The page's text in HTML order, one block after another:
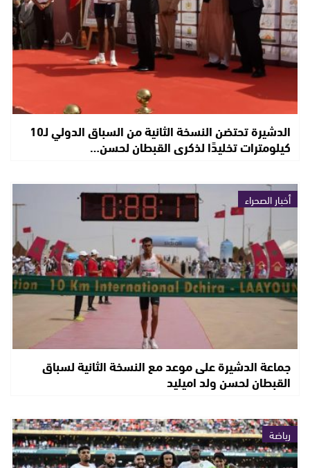
الدشيرة تحتضن النسخة الثانية من السباق الدولي لـ10
كيلومترات تخليدًا لذكرى القبطان لحسن…
أخبار الصحراء
جماعة الدشيرة على موعد مع النسخة الثانية لسباق
القبطان لحسن ولد اميليد
رياضة